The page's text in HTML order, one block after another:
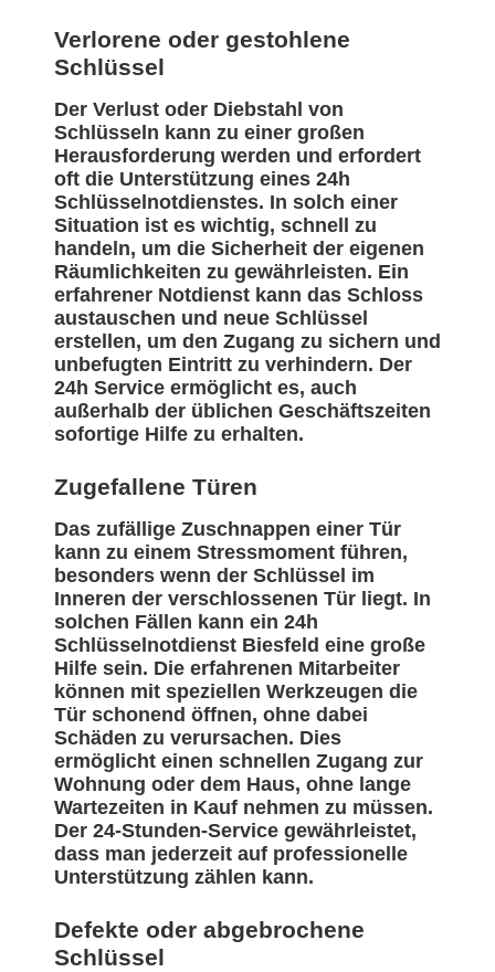
Verlorene oder gestohlene
Schlüssel
Der Verlust oder Diebstahl von
Schlüsseln kann zu einer großen
Herausforderung werden und erfordert
oft die Unterstützung eines 24h
Schlüsselnotdienstes. In solch einer
Situation ist es wichtig, schnell zu
handeln, um die Sicherheit der eigenen
Räumlichkeiten zu gewährleisten. Ein
erfahrener Notdienst kann das Schloss
austauschen und neue Schlüssel
erstellen, um den Zugang zu sichern und
unbefugten Eintritt zu verhindern. Der
24h Service ermöglicht es, auch
außerhalb der üblichen Geschäftszeiten
sofortige Hilfe zu erhalten.
Zugefallene Türen
Das zufällige Zuschnappen einer Tür
kann zu einem Stressmoment führen,
besonders wenn der Schlüssel im
Inneren der verschlossenen Tür liegt. In
solchen Fällen kann ein 24h
Schlüsselnotdienst Biesfeld eine große
Hilfe sein. Die erfahrenen Mitarbeiter
können mit speziellen Werkzeugen die
Tür schonend öffnen, ohne dabei
Schäden zu verursachen. Dies
ermöglicht einen schnellen Zugang zur
Wohnung oder dem Haus, ohne lange
Wartezeiten in Kauf nehmen zu müssen.
Der 24-Stunden-Service gewährleistet,
dass man jederzeit auf professionelle
Unterstützung zählen kann.
Defekte oder abgebrochene
Schlüssel